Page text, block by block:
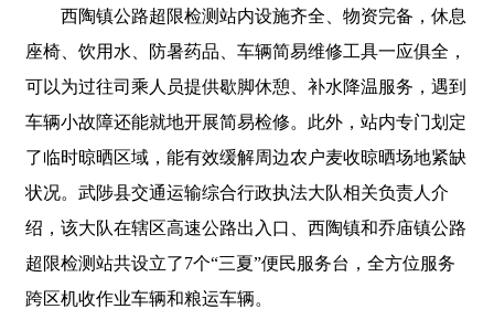
西陶镇公路超限检测站内设施齐全、物资完备，休息
座椅、饮用水、防暑药品、车辆简易维修工具一应俱全，
可以为过往司乘人员提供歇脚休憩、补水降温服务，遇到
车辆小故障还能就地开展简易检修。此外，站内专门划定
了临时晾晒区域，能有效缓解周边农户麦收晾晒场地紧缺
状况。武陟县交通运输综合行政执法大队相关负责人介
绍，该大队在辖区高速公路出入口、西陶镇和乔庙镇公路
超限检测站共设立了7个“三夏”便民服务台，全方位服务
跨区机收作业车辆和粮运车辆。